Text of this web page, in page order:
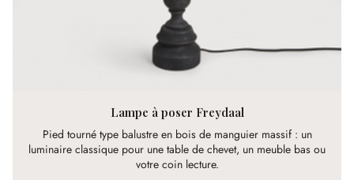
Lampe à poser Freydaal
Pied tourné type balustre en bois de manguier massif : un
luminaire classique pour une table de chevet, un meuble bas ou
votre coin lecture.